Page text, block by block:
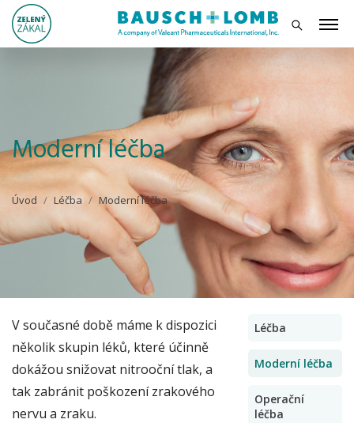
Moderní léčba
Úvod Léčba Moderní léčba
V současné době máme k dispozici
několik skupin léků, které účinně
dokážou snižovat nitrooční tlak, a
tak zabránit poškození zrakového
nervu a zraku.
Léčba
Moderní léčba
Operační
léčba